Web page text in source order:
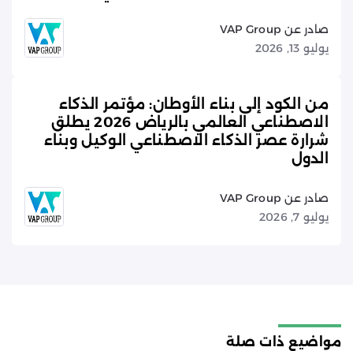
صادر عن VAP Group
يوليو 13, 2026
من الكود إلى بناء الأوطان: مؤتمر الذكاء
الاصطناعي العالمي بالرياض 2026 يطلق
شرارة عصر الذكاء الاصطناعي الوكيل وبناء
الدول
صادر عن VAP Group
يوليو 7, 2026
مواضيع ذات صلة